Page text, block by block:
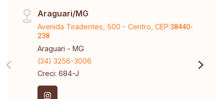
Araguari/MG
Avenida Tiradentes, 500 - Centro, CEP:38440-
238
Araguari - MG
(34) 3256-3006
Creci: 684-J